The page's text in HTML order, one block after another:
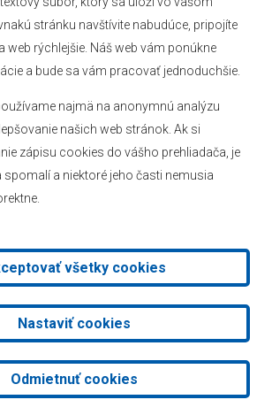
stránku navštívite nabudúce, pripojíte
web rýchlejšie. Náš web vám ponúkne
a bude sa vám pracovať jednoduchšie.
najmä na anonymnú analýzu
našich web stránok. Ak si
zápisu cookies do vášho prehliadača, je
spomalí a niektoré jeho časti nemusia
všetky cookies
Nastaviť cookies
Odmietnuť cookies
rozhlasu
Leváre|Tvorba web stránok
AlejTech, spol. s r.o.